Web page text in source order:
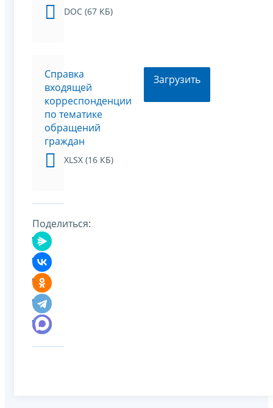
DOC (67 КБ)
Справка
входящей
корреспонденции
по тематике
обращений
граждан
XLSX (16 КБ)
Загрузить
Поделиться: